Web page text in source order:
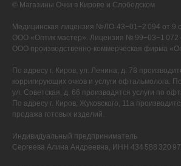
© Магазины Очки в Кирове и Слободском
Медицинская лицензия №ЛО-43−01−2 094 от 9
ООО «Оптик мастер». Лицензия № 99−03−1 072
ООО производственно-коммерческая фирма
По адресу г. Киров, ул. Ленина, д. 78
корригирующих очков и услуги офтальмолога.
ул. Советская, д. 66 производятся услуги по
По адресу г. Киров, Жуковского, 11а
продажа готовых изделий.
Индивидуальный предприниматель
Сергеева Алина Андреевна, ИНН 434 588 320